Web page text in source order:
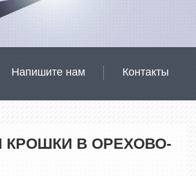
Напишите нам Контакты
КРОШКИ В ОРЕХОВО-